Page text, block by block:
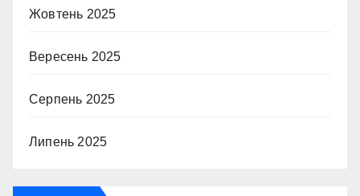
Жовтень 2025
Вересень 2025
Серпень 2025
Липень 2025